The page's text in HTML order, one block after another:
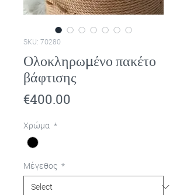
SKU: 70280
Ολοκληρωμένο πακέτο
βάφτισης
€400.00
Χρώμα *
Μέγεθος *